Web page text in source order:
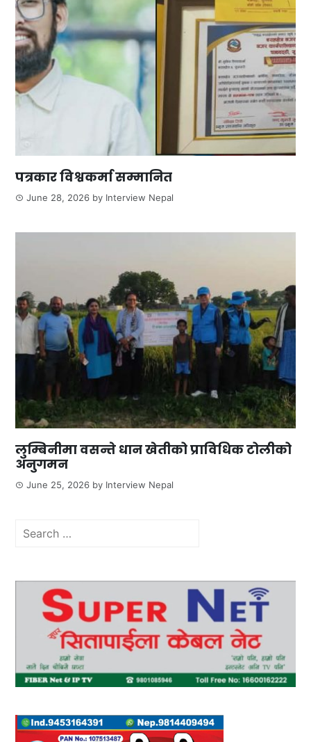
पत्रकार विश्वकर्मा सम्मानित
June 28, 2026 by Interview Nepal
लुम्बिनीमा वसन्ते धान खेतीको प्राविधिक टोलीको
अनुगमन
June 25, 2026 by Interview Nepal
Search